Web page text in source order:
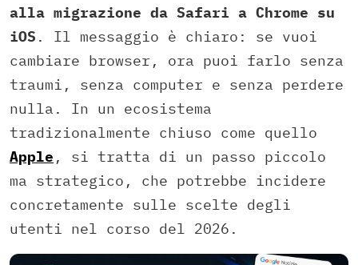
alla migrazione da Safari a Chrome su
iOS . Il messaggio è chiaro: se vuoi
cambiare browser, ora puoi farlo senza
traumi, senza computer e senza perdere
nulla. In un ecosistema
tradizionalmente chiuso come quello
Apple , si tratta di un passo piccolo
ma strategico, che potrebbe incidere
concretamente sulle scelte degli
utenti nel corso del 2026.